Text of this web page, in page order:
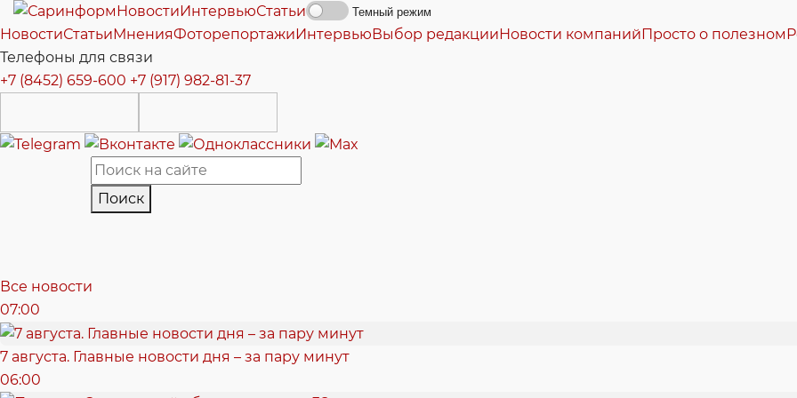
НовостиИнтервьюСтатьи Темный режим
НовостиСтатьиМненияФоторепортажиИнтервьюВыбор редакцииНовости компанийПросто о полезном
Телефоны для связи
+7 (8452) 659-600 +7 (917) 982-81-37
Поиск
Все новости
07:00
7 августа. Главные новости дня – за пару минут
06:00